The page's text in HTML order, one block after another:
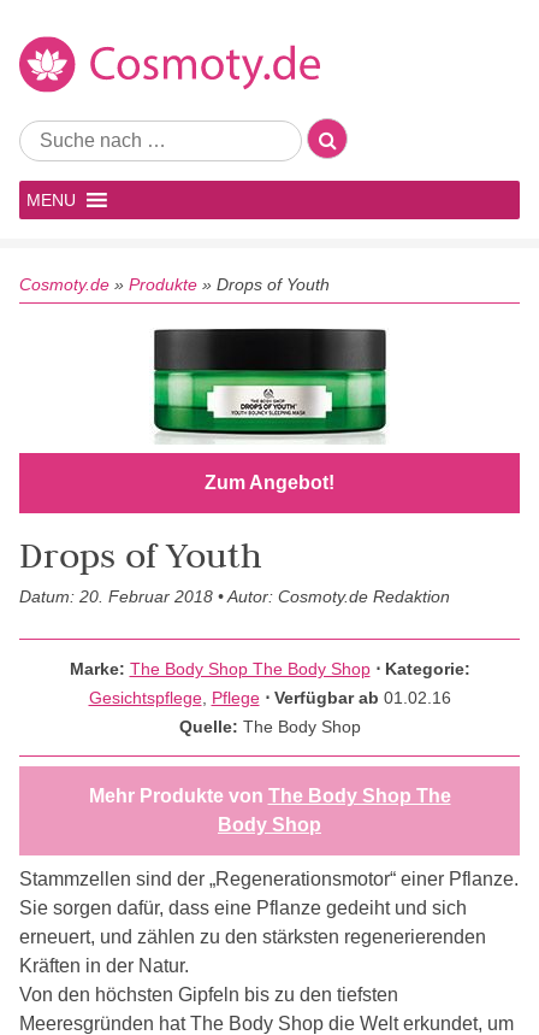
MENU
Cosmoty.de » Produkte » Drops of Youth
Zum Angebot!
Drops of Youth
Datum: 20. Februar 2018 • Autor: Cosmoty.de Redaktion
Marke: The Body Shop The Body Shop ⋅ Kategorie:
Gesichtspflege, Pflege ⋅ Verfügbar ab 01.02.16
Quelle: The Body Shop
Mehr Produkte von The Body Shop The
Body Shop
Stammzellen sind der „Regenerationsmotor“ einer Pflanze.
Sie sorgen dafür, dass eine Pflanze gedeiht und sich
erneuert, und zählen zu den stärksten regenerierenden
Kräften in der Natur.
Von den höchsten Gipfeln bis zu den tiefsten
Meeresgründen hat The Body Shop die Welt erkundet, um